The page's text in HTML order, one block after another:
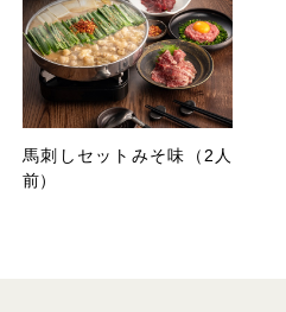
馬刺しセットみそ味（2人
前）